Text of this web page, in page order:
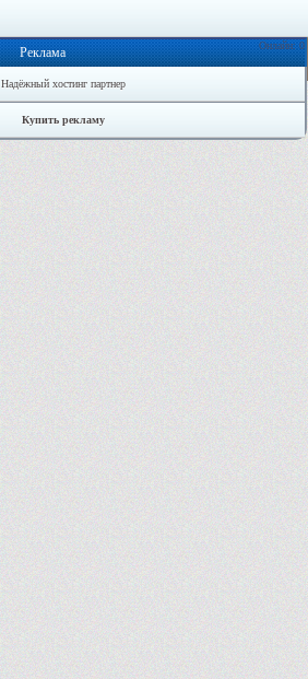
Онлайн: 0
Реклама
Надёжный хостинг партнер
Купить рекламу